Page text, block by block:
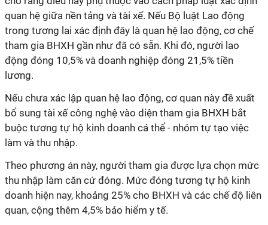
quan hệ giữa nền tảng và tài xế. Nếu Bộ luật Lao động
trong tương lai xác định đây là quan hệ lao động, cơ chế
tham gia BHXH gần như đã có sẵn. Khi đó, người lao
động đóng 10,5% và doanh nghiệp đóng 21,5% tiền
lương.
Nếu chưa xác lập quan hệ lao động, cơ quan này đề xuất
bổ sung tài xế công nghệ vào diện tham gia BHXH bắt
buộc tương tự hộ kinh doanh cá thể - nhóm tự tạo việc
làm và thu nhập.
Theo phương án này, người tham gia được lựa chọn mức
thu nhập làm căn cứ đóng. Mức đóng tương tự hộ kinh
doanh hiện nay, khoảng 25% cho BHXH và các chế độ liên
quan, cộng thêm 4,5% bảo hiểm y tế.